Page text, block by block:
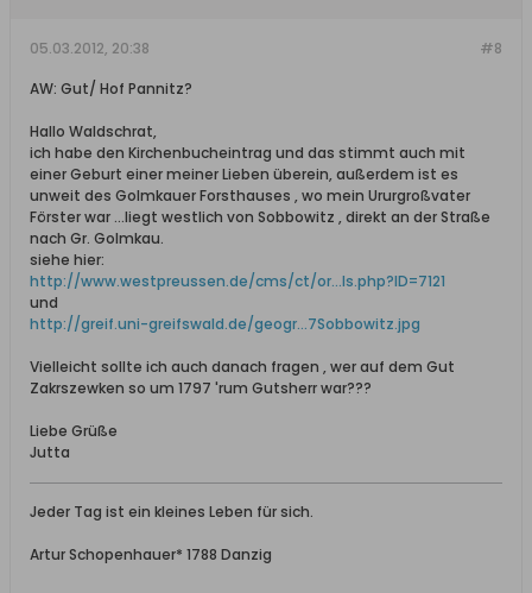
#8
05.03.2012, 20:38
AW: Gut/ Hof Pannitz?
Hallo Waldschrat,
ich habe den Kirchenbucheintrag und das stimmt auch mit
einer Geburt einer meiner Lieben überein, außerdem ist es
unweit des Golmkauer Forsthauses , wo mein Ururgroßvater
Förster war ...liegt westlich von Sobbowitz , direkt an der Straße
nach Gr. Golmkau.
siehe hier:
http://www.westpreussen.de/cms/ct/or...ls.php?ID=7121
und
http://greif.uni-greifswald.de/geogr...7Sobbowitz.jpg
Vielleicht sollte ich auch danach fragen , wer auf dem Gut
Zakrszewken so um 1797 'rum Gutsherr war???
Liebe Grüße
Jutta
Jeder Tag ist ein kleines Leben für sich.
Artur Schopenhauer* 1788 Danzig